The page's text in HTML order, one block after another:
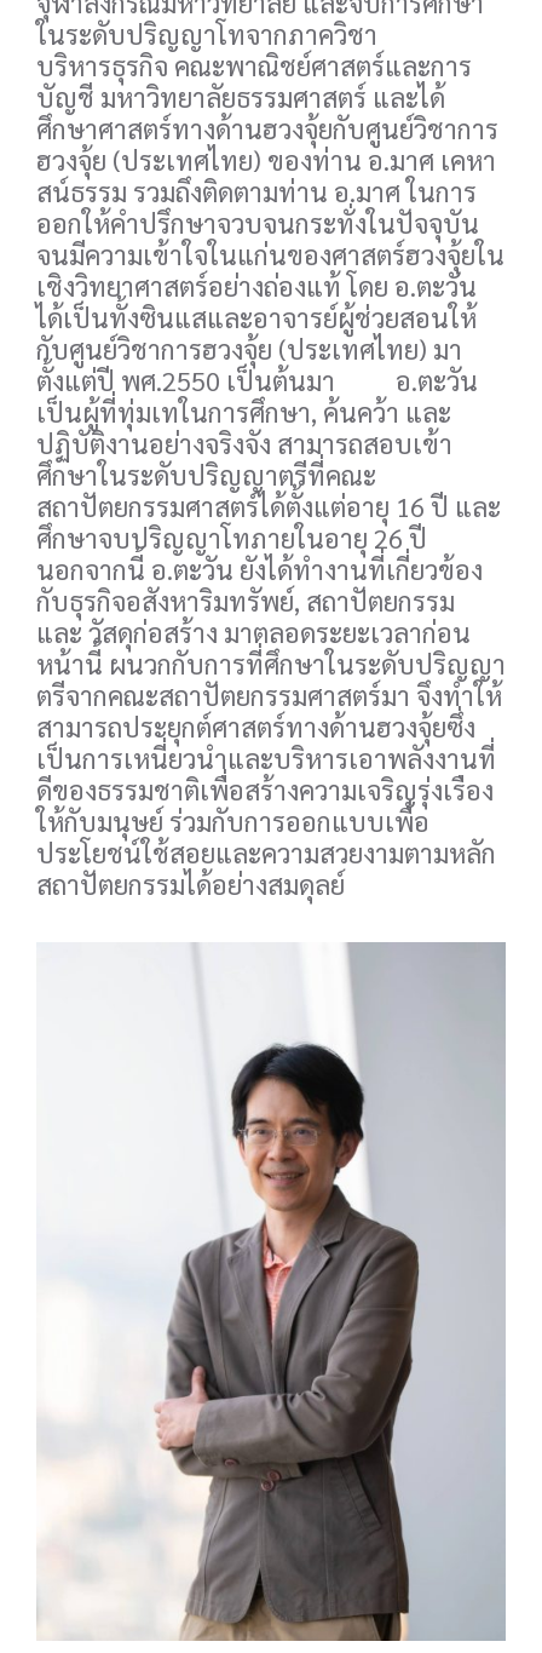
ในระดับปริญญาโทจากภาควิชา
บริหารธุรกิจ คณะพาณิชย์ศาสตร์และการ
บัญชี มหาวิทยาลัยธรรมศาสตร์ และได้
ศึกษาศาสตร์ทางด้านฮวงจุ้ยกับศูนย์วิชาการ
ฮวงจุ้ย (ประเทศไทย) ของท่าน อ.มาศ เคหา
สน์ธรรม รวมถึงติดตามท่าน อ.มาศ ในการ
ออกให้คำปรึกษาจวบจนกระทั่งในปัจจุบัน
จนมีความเข้าใจในแก่นของศาสตร์ฮวงจุ้ยใน
เชิงวิทยาศาสตร์อย่างถ่องแท้ โดย อ.ตะวัน
ได้เป็นทั้งซินแสและอาจารย์ผู้ช่วยสอนให้
กับศูนย์วิชาการฮวงจุ้ย (ประเทศไทย) มา
ตั้งแต่ปี พศ.2550 เป็นต้นมา อ.ตะวัน
เป็นผู้ที่ทุ่มเทในการศึกษา, ค้นคว้า และ
ปฏิบัติงานอย่างจริงจัง สามารถสอบเข้า
ศึกษาในระดับปริญญาตรีที่คณะ
สถาปัตยกรรมศาสตร์ได้ตั้งแต่อายุ 16 ปี และ
ศึกษาจบปริญญาโทภายในอายุ 26 ปี
นอกจากนี้ อ.ตะวัน ยังได้ทำงานที่เกี่ยวข้อง
กับธุรกิจอสังหาริมทรัพย์, สถาปัตยกรรม
และ วัสดุก่อสร้าง มาตลอดระยะเวลาก่อน
หน้านี้ ผนวกกับการที่ศึกษาในระดับปริญญา
ตรีจากคณะสถาปัตยกรรมศาสตร์มา จึงทำให้
สามารถประยุกต์ศาสตร์ทางด้านฮวงจุ้ยซึ่ง
เป็นการเหนี่ยวนำและบริหารเอาพลังงานที่
ดีของธรรมชาติเพื่อสร้างความเจริญรุ่งเรือง
ให้กับมนุษย์ ร่วมกับการออกแบบเพื่อ
ประโยชน์ใช้สอยและความสวยงามตามหลัก
สถาปัตยกรรมได้อย่างสมดุลย์